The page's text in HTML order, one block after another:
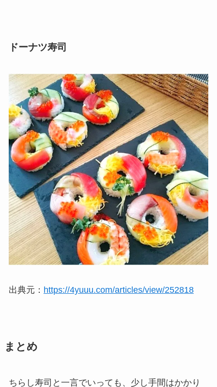
ドーナツ寿司
出典元： https://4yuuu.com/articles/view/252818
まとめ
ちらし寿司と一言でいっても、少し手間はかかり